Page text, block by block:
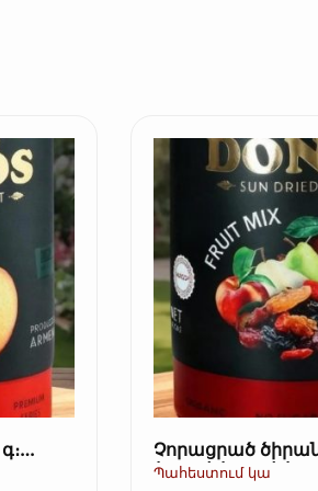
Չորացրած ծիրան
(Kopie) (Kopie)
Պահեստում կա